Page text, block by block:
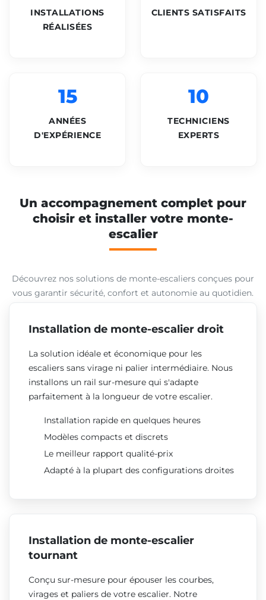
INSTALLATIONS
RÉALISÉES
CLIENTS SATISFAITS
15
ANNÉES
D'EXPÉRIENCE
10
TECHNICIENS
EXPERTS
Un accompagnement complet pour
choisir et installer votre monte-
escalier
Découvrez nos solutions de monte-escaliers conçues pour
vous garantir sécurité, confort et autonomie au quotidien.
Installation de monte-escalier droit
La solution idéale et économique pour les
escaliers sans virage ni palier intermédiaire. Nous
installons un rail sur-mesure qui s'adapte
parfaitement à la longueur de votre escalier.
Installation rapide en quelques heures
Modèles compacts et discrets
Le meilleur rapport qualité-prix
Adapté à la plupart des configurations droites
Installation de monte-escalier
tournant
Conçu sur-mesure pour épouser les courbes,
virages et paliers de votre escalier. Notre